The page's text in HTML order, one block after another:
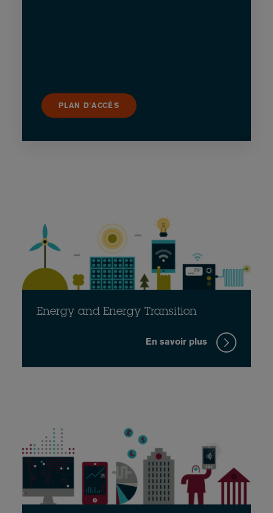
PLAN D'ACCÈS
Energy and Energy Transition
En savoir plus